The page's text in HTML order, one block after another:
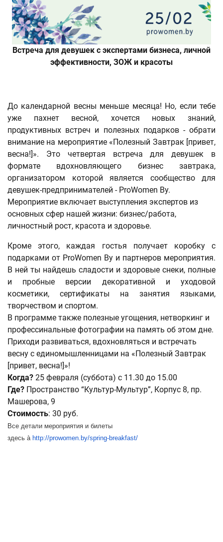
Встреча для девушек с экспертами бизнеса, личной
эффективности, ЗОЖ и красоты
До календарной весны меньше месяца! Но, если тебе
уже пахнет весной, хочется новых знаний,
продуктивных встреч и полезных подарков - обрати
внимание на мероприятие «Полезный Завтрак [привет,
весна!]». Это четвертая встреча для девушек в
формате вдохновляющего бизнес завтрака,
организатором которой является сообщество для
девушек-предпринимателей - ProWomen By.
Мероприятие включает выступления экспертов из
основных сфер нашей жизни: бизнес/работа,
личностный рост, красота и здоровье.
Кроме этого, каждая гостья получает коробку с
подарками от ProWomen By и партнеров мероприятия.
В ней ты найдешь сладости и здоровые снеки, полные
и пробные версии декоративной и уходовой
косметики, сертификаты на занятия языками,
творчеством и спортом.
В программе также полезные угощения, нетворкинг и
профессинальные фотографии на память об этом дне.
Приходи развиваться, вдохновляться и встречать
весну с единомышленницами на «Полезный Завтрак
[привет, весна!]»!
Когда? 25 февраля (суббота) с 11.30 до 15.00
Где? Пространство “Культур-Мультур”, Корпус 8, пр.
Машерова, 9
Стоимость: 30 руб.
Все детали мероприятия и билеты
здесь à http://prowomen. by/spring-breakfast/